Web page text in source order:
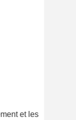
et les